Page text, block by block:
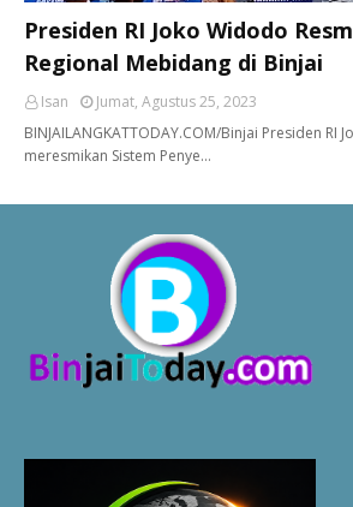
Presiden RI Joko Widodo
Regional Mebidang di Binjai
Isan
Jumat, Agustus 25, 2023
BINJAILANGKATTODAY.COM/Binjai Presiden RI
meresmikan Sistem Penye…